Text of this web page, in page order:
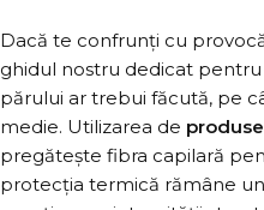
Dacă te confrunți cu
ghidul nostru dedicat pentru
părului ar trebui făcută, pe
medie. Utilizarea de
pregătește fibra capilară
protecția termică rămâne